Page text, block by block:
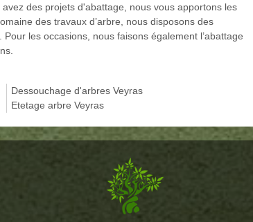
des projets d'abattage, nous vous apportons les
des travaux d’arbre, nous disposons des
les occasions, nous faisons également l’abattage
Dessouchage d'arbres Veyras
Etetage arbre Veyras